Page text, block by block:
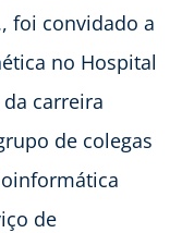
foi convidado a
no Hospital
carreira
de colegas
de